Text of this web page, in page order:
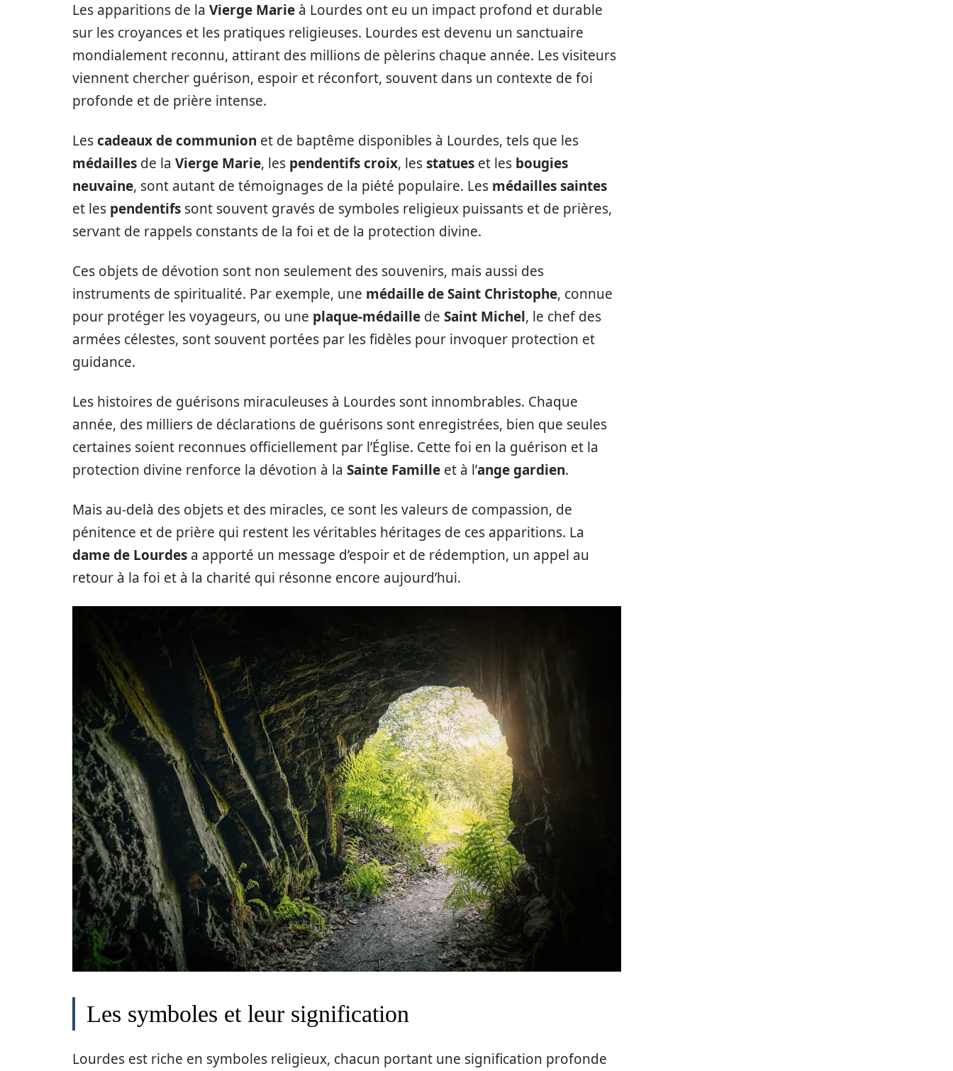
Les apparitions de la Vierge Marie à Lourdes ont eu un impact profond et durable
sur les croyances et les pratiques religieuses. Lourdes est devenu un sanctuaire
mondialement reconnu, attirant des millions de pèlerins chaque année. Les visiteurs
viennent chercher guérison, espoir et réconfort, souvent dans un contexte de foi
profonde et de prière intense.
Lescadeaux de communion et de baptême disponibles à Lourdes, tels que les
médailles de la Vierge Marie, les pendentifs croix, lesstatues et les bougies
neuvaine, sont autant de témoignages de la piété populaire. Les médailles saintes
et les pendentifs sont souvent gravés de symboles religieux puissants et de prières,
servant de rappels constants de la foi et de la protection divine.
Ces objets de dévotion sont non seulement des souvenirs, mais aussi des
instruments de spiritualité. Par exemple, une médaille de Saint Christophe, connue
pour protéger les voyageurs, ou une plaque-médaille de Saint Michel, le chef des
armées célestes, sont souvent portées par les fidèles pour invoquer protection et
guidance.
Les histoires de guérisons miraculeuses à Lourdes sont innombrables. Chaque
année, des milliers de déclarations de guérisons sont enregistrées, bien que seules
certaines soient reconnues officiellement par l’Église. Cette foi en la guérison et la
protection divine renforce la dévotion à la Sainte Famille et à l’ange gardien.
Mais au-delà des objets et des miracles, ce sont les valeurs de compassion, de
pénitence et de prière qui restent les véritables héritages de ces apparitions. La
dame de Lourdes a apporté un message d’espoir et de rédemption, un appel au
retour à la foi et à la charité qui résonne encore aujourd’hui.
Les symboles et leur signification
Lourdes est riche en symboles religieux, chacun portant une signification profonde